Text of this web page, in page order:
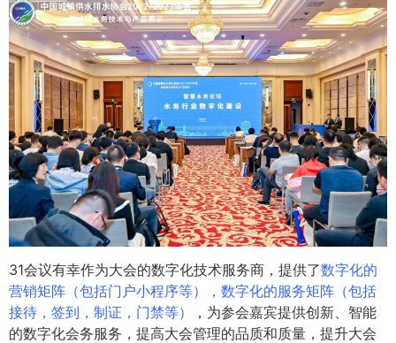
31会议有幸作为大会的数字化技术服务商，提供了数字化的
营销矩阵（包括门户小程序等），数字化的服务矩阵（包括
接待，签到，制证，门禁等）
，为参会嘉宾提供创新、智能
的数字化会务服务，提高大会管理的品质和质量，提升大会